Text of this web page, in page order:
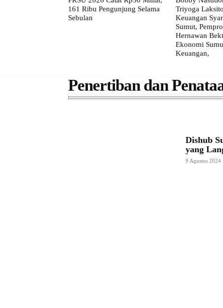
161 Ribu Pengunjung Selama
Sebulan
Triyoga
Keuangan
Sumut,
Hernawan
Ekonomi
Keuangan,
Penertiban dan
Dishub
yang
9 Agustus 2024